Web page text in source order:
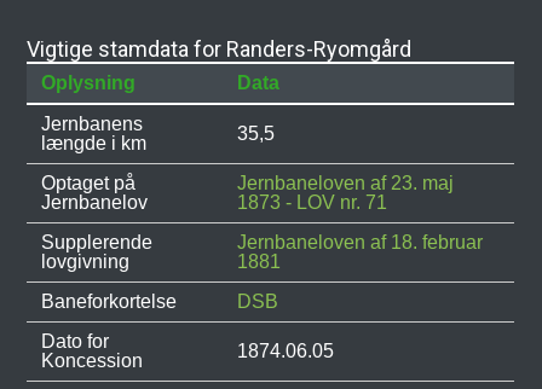
Vigtige stamdata for Randers-Ryomgård
Oplysning
Data
Jernbanens
længde i km
35,5
Optaget på
Jernbanelov
Jernbaneloven af 23. maj
1873 - LOV nr. 71
Supplerende
lovgivning
Jernbaneloven af 18. februar
1881
Baneforkortelse
DSB
Dato for
Koncession
1874.06.05